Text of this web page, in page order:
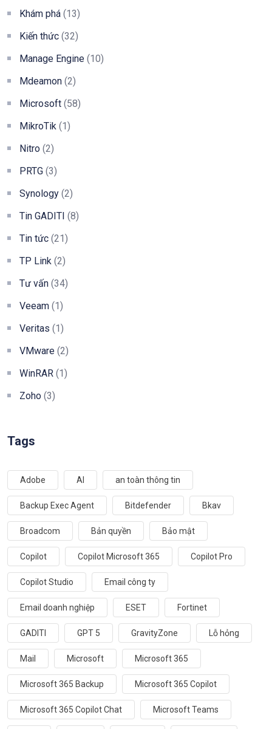
Khám phá (13)
Kiến thức (32)
Manage Engine (10)
Mdeamon (2)
Microsoft (58)
MikroTik (1)
Nitro (2)
PRTG (3)
Synology (2)
Tin GADITI (8)
Tin tức (21)
TP Link (2)
Tư vấn (34)
Veeam (1)
Veritas (1)
VMware (2)
WinRAR (1)
Zoho (3)
Tags
Adobe AI an toàn thông tin
Backup Exec Agent Bitdefender Bkav
Broadcom Bản quyền Bảo mật
Copilot Copilot Microsoft 365 Copilot Pro
Copilot Studio Email công ty
Email doanh nghiệp ESET Fortinet
GADITI GPT 5 GravityZone Lỗ hỏng
Mail Microsoft Microsoft 365
Microsoft 365 Backup Microsoft 365 Copilot
Microsoft 365 Copilot Chat Microsoft Teams